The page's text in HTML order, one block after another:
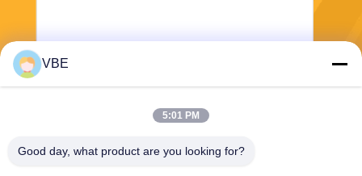
VBE
5:01 PM
Good day, what product are you looking for?